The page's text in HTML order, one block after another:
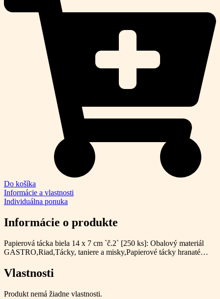
Do košíka
Informácie a vlastnosti
Individuálna ponuka
Informácie o produkte
Papierová tácka biela 14 x 7 cm `č.2` [250 ks]: Obalový materiál
GASTRO,Riad,Tácky, taniere a misky,Papierové tácky hranaté…
Vlastnosti
Produkt nemá žiadne vlastnosti.